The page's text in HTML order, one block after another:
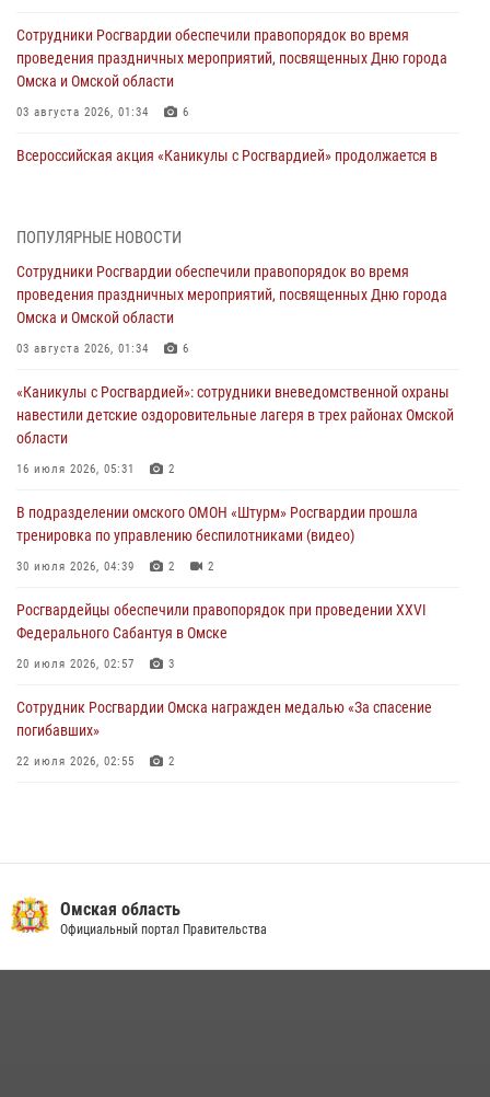
Сотрудники Росгвардии обеспечили правопорядок во время
проведения праздничных мероприятий, посвященных Дню города
Омска и Омской области
03 августа 2026, 01:34 6
Всероссийская акция «Каникулы с Росгвардией» продолжается в
тренировка по управлению беспилотниками (видео)
30 июля 2026, 04:39 2
Росгвардия обеспечила безопасность уникального передвижного
29 июля 2026, 01:49
Росгвардейцы приняли участие в крестном ходе в День крещения
Руси в Омске
При содействии спецназа Росгвардии пресечены нарушения
миграционного законодательства в Омске (видео)
ПОПУЛЯРНЫЕ НОВОСТИ
Сотрудники Росгвардии обеспечили правопорядок во время
проведения праздничных мероприятий, посвященных Дню города
Омска и Омской области
03 августа 2026, 01:34 6
«Каникулы с Росгвардией»: сотрудники вневедомственной охраны
навестили детские оздоровительные лагеря в трех районах Омской
области
16 июля 2026, 05:31 2
В подразделении омского ОМОН «Штурм» Росгвардии прошла
тренировка по управлению беспилотниками (видео)
30 июля 2026, 04:39 2 2
Росгвардейцы обеcпечили правопорядок при проведении XXVI
Федерального Сабантуя в Омске
20 июля 2026, 02:57 3
Сотрудник Росгвардии Омска награжден медалью «За спасение
погибавших»
22 июля 2026, 02:55 2
Росгвардейцы приняли участие в крестном ходе в День крещения
Руси в Омске
Омская область
Официальный портал Правительства